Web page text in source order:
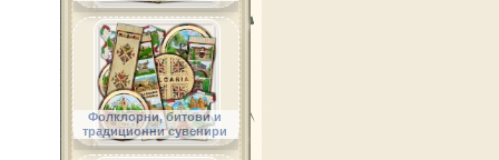
Фолклорни, битови и
традиционни сувенири